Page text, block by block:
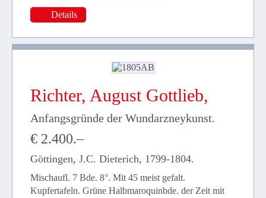
Details
Richter, August Gottlieb,
Anfangsgründe der Wundarzneykunst.
€ 2.400.–
Göttingen, J.C. Dieterich, 1799-1804.
Mischaufl. 7 Bde. 8°. Mit 45 meist gefalt.
Kupfertafeln. Grüne Halbmaroquinbde. der Zeit mit